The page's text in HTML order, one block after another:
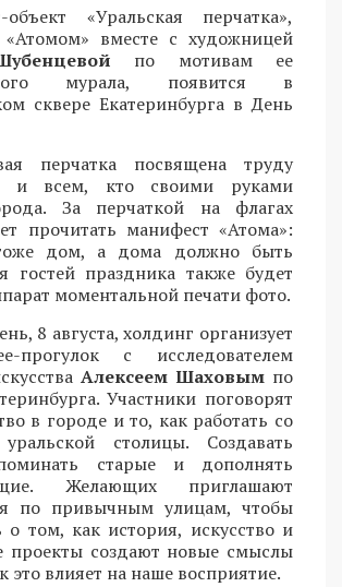
объект «Уральская перчатка»,
«Атомом» вместе с художницей
по мотивам ее
мурала, появится в
сквере Екатеринбурга в День
перчатка посвящена труду
и всем, кто своими руками
За перчаткой на флагах
прочитать манифест «Атома»:
дом, а дома должно быть
гостей праздника также будет
моментальной печати фото.
8 августа, холдинг организует
прогулок с исследователем
Алексеем Шаховым по
Участники поговорят
в городе и то, как работать со
столицы. Создавать
старые и дополнять
Желающих приглашают
по привычным улицам, чтобы
о том, как история, искусство и
проекты создают новые смыслы
это влияет на наше восприятие.